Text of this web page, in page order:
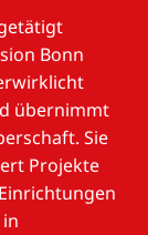
Bonn
übernimmt
Sie
Projekte